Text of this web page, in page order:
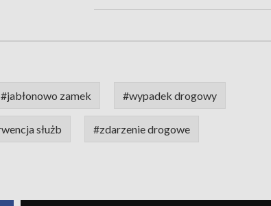
#jabłonowo zamek #wypadek drogowy
służb #zdarzenie drogowe